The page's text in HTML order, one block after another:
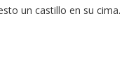
un castillo en su cima.